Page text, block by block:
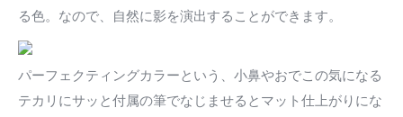
る色。なので、自然に影を演出することができます。
パーフェクティングカラーという、小鼻やおでこの気になる
テカリにサッと付属の筆でなじませるとマット仕上がりにな